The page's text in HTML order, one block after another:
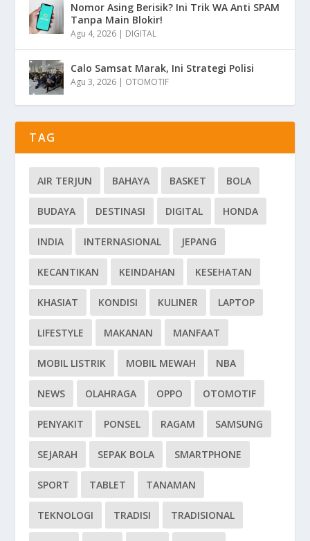
Nomor Asing Berisik? Ini Trik WA Anti SPAM
Tanpa Main Blokir!
Agu 4, 2026 | DIGITAL
Calo Samsat Marak, Ini Strategi Polisi
Agu 3, 2026 | OTOMOTIF
TAG
AIR TERJUN BAHAYA BASKET BOLA
BUDAYA DESTINASI DIGITAL HONDA
INDIA INTERNASIONAL JEPANG
KECANTIKAN KEINDAHAN KESEHATAN
KHASIAT KONDISI KULINER LAPTOP
LIFESTYLE MAKANAN MANFAAT
MOBIL LISTRIK MOBIL MEWAH NBA
NEWS OLAHRAGA OPPO OTOMOTIF
PENYAKIT PONSEL RAGAM SAMSUNG
SEJARAH SEPAK BOLA SMARTPHONE
SPORT TABLET TANAMAN
TEKNOLOGI TRADISI TRADISIONAL